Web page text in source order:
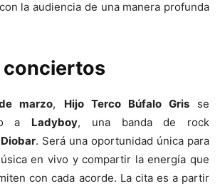
la audiencia de una manera profunda
conciertos
marzo, Hijo Terco Búfalo Grisse
a Ladyboy, una banda de rock
Diobar. Será una oportunidad única para
en vivo y compartir la energía que
con cada acorde. La cita es a partir